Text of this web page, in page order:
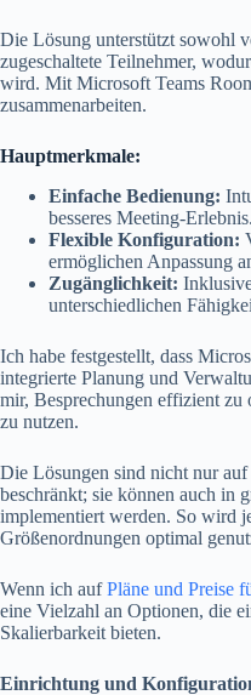
Die Lösung unterstützt sowohl
zugeschaltete Teilnehmer,
wird. Mit Microsoft Teams
zusammenarbeiten.
Hauptmerkmale:
Einfache Bedienung:
besseres Meeting-Erlebnis.
Flexible Konfiguration:
ermöglichen Anpassung
Zugänglichkeit:
unterschiedlichen
Ich habe festgestellt, dass
integrierte Planung und
mir, Besprechungen effizient zu
zu nutzen.
Die Lösungen sind nicht nur
beschränkt; sie können auch in
implementiert werden. So wird
Größenordnungen optimal
Wenn ich aufPläne und Preise
eine Vielzahl an Optionen, die
Skalierbarkeit bieten.
Einrichtung und